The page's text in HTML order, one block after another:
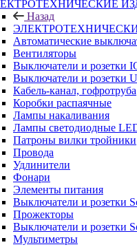
Назад
Автоматические
Вентиляторы
Выключатели и розетки
Выключатели и розетки
Кабель-канал, гофротруба
Коробки распаячные
Лампы накаливания
Лампы светодиодные
Патроны вилки тройники
Провода
Удлинители
Фонари
Элементы питания
Выключатели и розетки
Прожекторы
Выключатели и розетки
Мультиметры